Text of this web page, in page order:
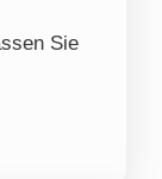
Sie